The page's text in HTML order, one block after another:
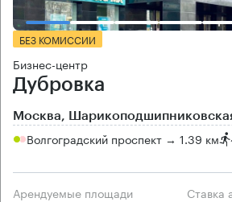
БЕЗ КОМИССИИ
Бизнес-центр
Дубровка
Москва, Шарикоподшипниковская
Волгоградский проспект → 1.39 км
Арендуемые площади